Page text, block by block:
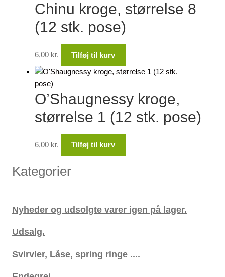
Chinu kroge, størrelse 8
(12 stk. pose)
6,00 kr. Tilføj til kurv
O’Shaugnessy kroge,
størrelse 1 (12 stk. pose)
6,00 kr. Tilføj til kurv
Kategorier
Nyheder og udsolgte varer igen på lager.
Udsalg.
Svirvler, Låse, spring ringe ....